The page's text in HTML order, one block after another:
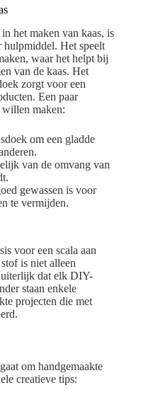
het maken van kaas, is
hulpmiddel. Het speelt
waar het helpt bij
van de kaas. Het
zorgt voor een
Een paar
maken:
om een gladde
van de omvang van
gewassen is voor
te vermijden.
voor een scala aan
is niet alleen
uiterlijk dat elk DIY-
staan enkele
projecten die met
om handgemaakte
creatieve tips: